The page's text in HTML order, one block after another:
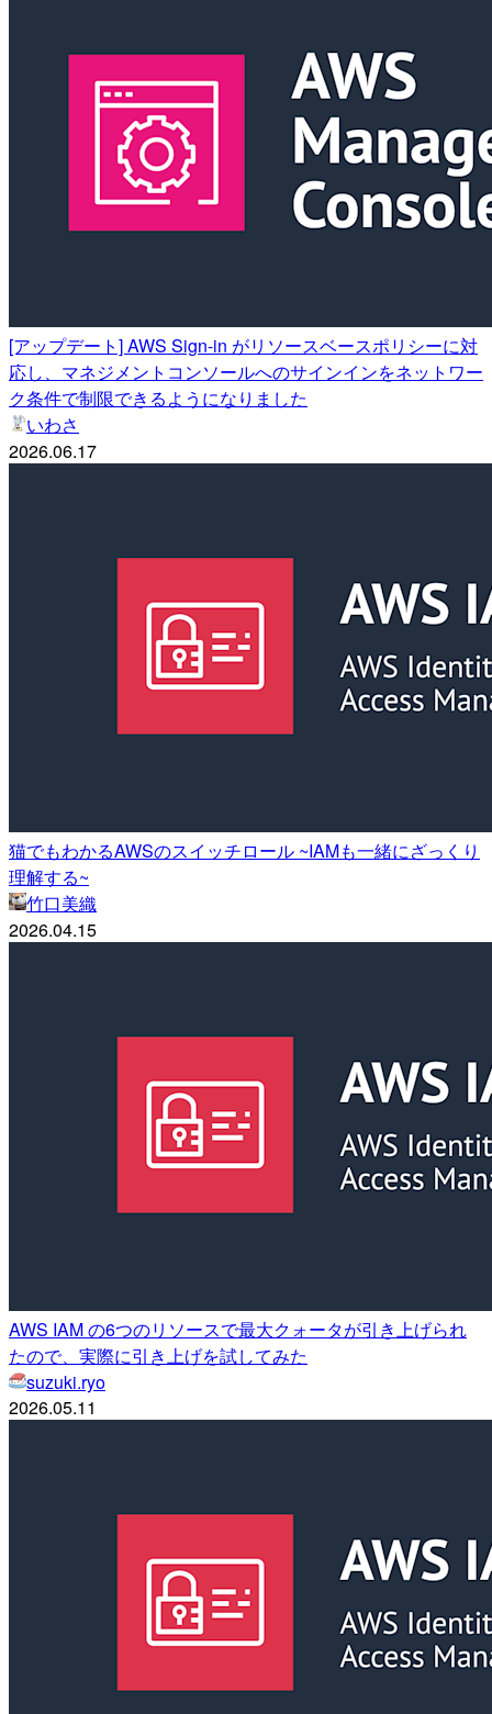
[アップデート] AWS Sign-in がリソースベースポリシーに対
応し、マネジメントコンソールへのサインインをネットワー
ク条件で制限できるようになりました
いわさ
2026.06.17
猫でもわかるAWSのスイッチロール ~IAMも一緒にざっくり
理解する~
竹口美織
2026.04.15
AWS IAM の6つのリソースで最大クォータが引き上げられ
たので、実際に引き上げを試してみた
suzuki.ryo
2026.05.11